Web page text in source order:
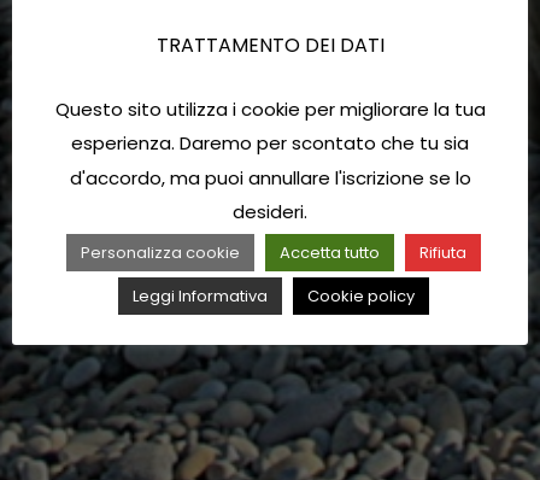
TRATTAMENTO DEI DATI
Questo sito utilizza i cookie per migliorare la tua
esperienza. Daremo per scontato che tu sia
d'accordo, ma puoi annullare l'iscrizione se lo
desideri.
Personalizza cookie Accetta tutto
Rifiuta
Leggi Informativa
Cookie policy